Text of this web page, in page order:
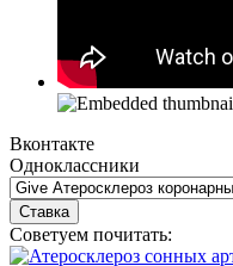
Вконтакте
Одноклассники
Советуем почитать: